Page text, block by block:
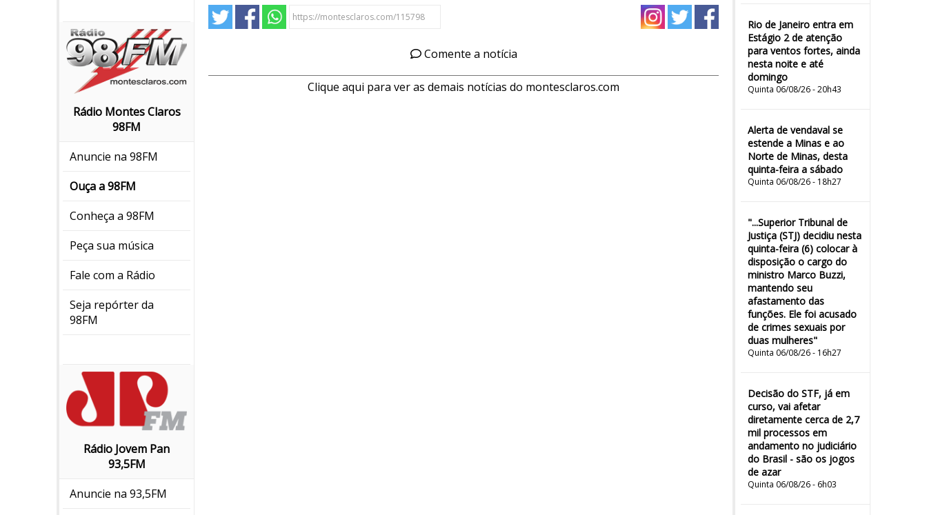
Rádio Montes Claros
98FM
Anuncie na 98FM
Ouça a 98FM
Conheça a 98FM
Peça sua música
Fale com a Rádio
Seja repórter da
98FM
Rádio Jovem Pan
93,5FM
Anuncie na 93,5FM
Rio de Janeiro entra em
Estágio 2 de atenção
para ventos fortes, ainda
nesta noite e até
domingo
Quinta 06/08/26 - 20h43
Alerta de vendaval se
estende a Minas e ao
Norte de Minas, desta
quinta-feira a sábado
Quinta 06/08/26 - 18h27
"...Superior Tribunal de
Justiça (STJ) decidiu nesta
quinta-feira (6) colocar à
disposição o cargo do
ministro Marco Buzzi,
mantendo seu
afastamento das
funções. Ele foi acusado
de crimes sexuais por
duas mulheres"
Quinta 06/08/26 - 16h27
Decisão do STF, já em
curso, vai afetar
diretamente cerca de 2,7
mil processos em
andamento no judiciário
do Brasil - são os jogos
de azar
Quinta 06/08/26 - 6h03
Comente a notícia
Clique aqui para ver as demais notícias do montesclaros.com